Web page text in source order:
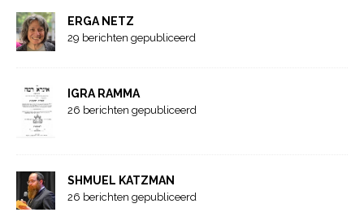
ERGA NETZ
29 berichten gepubliceerd
IGRA RAMMA
26 berichten gepubliceerd
SHMUEL KATZMAN
26 berichten gepubliceerd